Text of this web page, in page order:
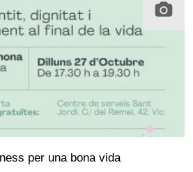
per una bona vida